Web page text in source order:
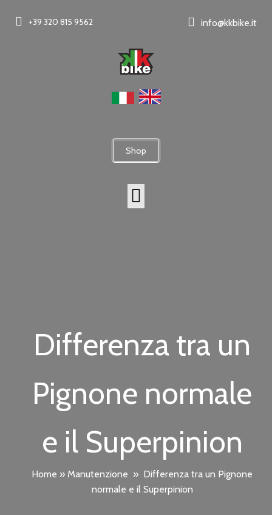
+39 320 815 9562 info@kkbike.it
Shop
Differenza tra un
Pignone normale
e il Superpinion
Home » Manutenzione » Differenza tra un Pignone
normale e il Superpinion